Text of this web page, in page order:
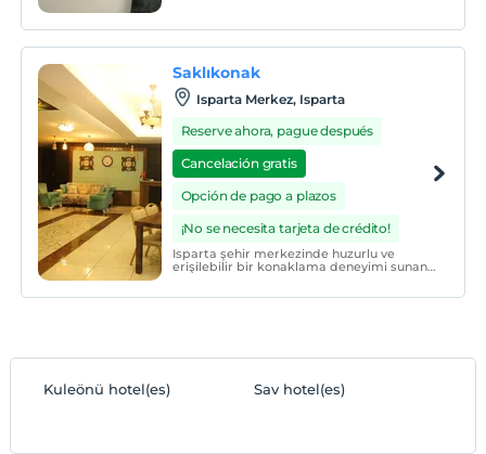
Saklıkonak
Isparta Merkez, Isparta
Reserve ahora, pague después
Cancelación gratis
Opción de pago a plazos
¡No se necesita tarjeta de crédito!
Isparta şehir merkezinde huzurlu ve
erişilebilir bir konaklama deneyimi sunan
Kuleönü hotel(es) Sav hotel(es)